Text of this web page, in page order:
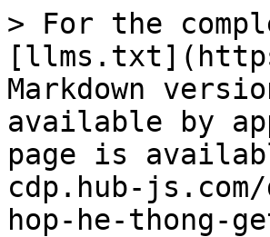
> For the
Markdown
available by
page is
cdp.hub-
hop-he-thong-